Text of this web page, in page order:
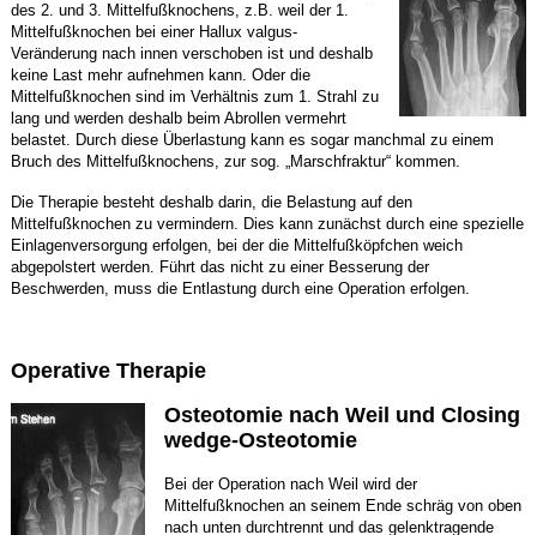
des 2. und 3. Mittelfußknochens, z.B. weil der 1.
Mittelfußknochen bei einer Hallux valgus-
Veränderung nach innen verschoben ist und deshalb
keine Last mehr aufnehmen kann. Oder die
Mittelfußknochen sind im Verhältnis zum 1. Strahl zu
lang und werden deshalb beim Abrollen vermehrt
belastet. Durch diese Überlastung kann es sogar manchmal zu einem
Bruch des Mittelfußknochens, zur sog. „Marschfraktur“ kommen.
Die Therapie besteht deshalb darin, die Belastung auf den
Mittelfußknochen zu vermindern. Dies kann zunächst durch eine spezielle
Einlagenversorgung erfolgen, bei der die Mittelfußköpfchen weich
abgepolstert werden. Führt das nicht zu einer Besserung der
Beschwerden, muss die Entlastung durch eine Operation erfolgen.
Operative Therapie
Osteotomie nach Weil und Closing
wedge-Osteotomie
Bei der Operation nach Weil wird der
Mittelfußknochen an seinem Ende schräg von oben
nach unten durchtrennt und das gelenktragende